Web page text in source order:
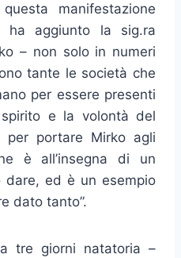
manifestazione
ha aggiunto la sig.ra
– non solo in numeri
tante le società che
per essere presenti
e la volontà del
portare Mirko agli
è all’insegna di un
dare, ed è un esempio
dato tanto”.
tre giorni natatoria –